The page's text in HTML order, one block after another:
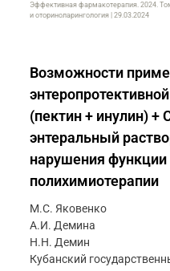
Эффективная фармакотерапия. 2024.
и оториноларингология | 29.03.2024
Возможности
(пектин + инулин) +
энтеральный
нарушения
полихимиотерапии
М.С. Яковенко
А.И. Демина
Н.Н. Демин
Кубанский